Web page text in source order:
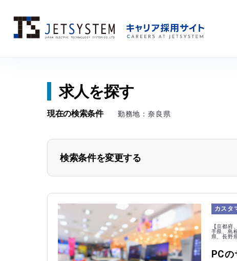
求人を探す
現在の検索条件 勤務地：奈良県
検索条件を変更する
北海道 青森県
福島県 茨城県
東京都 神奈川県
山梨県 長野県
カスタ
【京都
手県、島
県、長野
PC